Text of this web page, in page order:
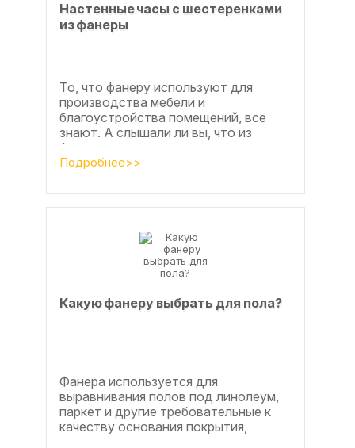
Настенные часы с шестеренками
из фанеры
То, что фанеру используют для
производства мебели и
благоустройства помещений, все
знают. А слышали ли вы, что из
фанеры делают красивые ажурные
часы? Удивительно, но факт.
Подробнее>>
Какую фанеру выбрать для пола?
Фанера используется для
выравнивания полов под линолеум,
паркет и другие требовательные к
качеству основания покрытия,